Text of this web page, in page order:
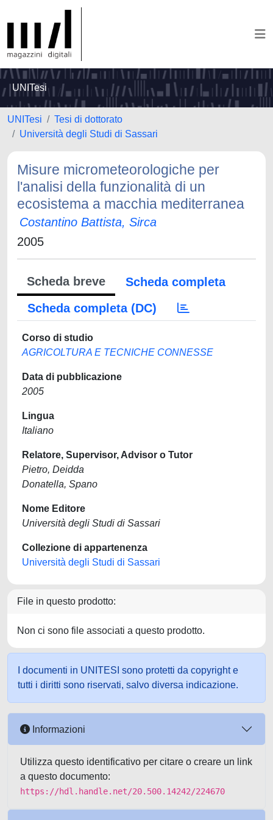
UNITesi
UNITesi
Tesi di dottorato
Università degli Studi di Sassari
Misure micrometeorologiche per
l'analisi della funzionalità di un
ecosistema a macchia mediterranea
Costantino Battista, Sirca
2005
Scheda breve
Scheda completa
Scheda completa (DC)
Corso di studio
AGRICOLTURA E TECNICHE CONNESSE
Data di pubblicazione
2005
Lingua
Italiano
Relatore, Supervisor, Advisor o Tutor
Pietro, Deidda
Donatella, Spano
Nome Editore
Università degli Studi di Sassari
Collezione di appartenenza
Università degli Studi di Sassari
File in questo prodotto:
Non ci sono file associati a questo prodotto.
I documenti in UNITESI sono protetti da copyright e
tutti i diritti sono riservati, salvo diversa indicazione.
Informazioni
Utilizza questo identificativo per citare o creare un link
a questo documento:
https://hdl.handle.net/20.500.14242/224670